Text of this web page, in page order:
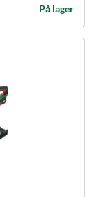
På lager